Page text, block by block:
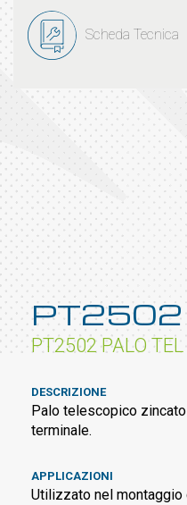
Scheda Tecnica
PT2502
PT2502 PALO
DESCRIZIONE
Palo telescopico
terminale.
APPLICAZIONI
Utilizzato nel montaggio